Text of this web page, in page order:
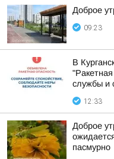
Доброе
09:23
В
службы и
12:33
Доброе
пасмурно